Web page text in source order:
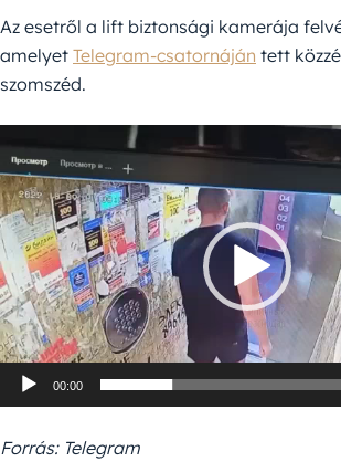
Az esetről a lift biztonsági kamerája
amelyet Telegram-csatornáján tett
szomszéd.
00:00
Forrás: Telegram